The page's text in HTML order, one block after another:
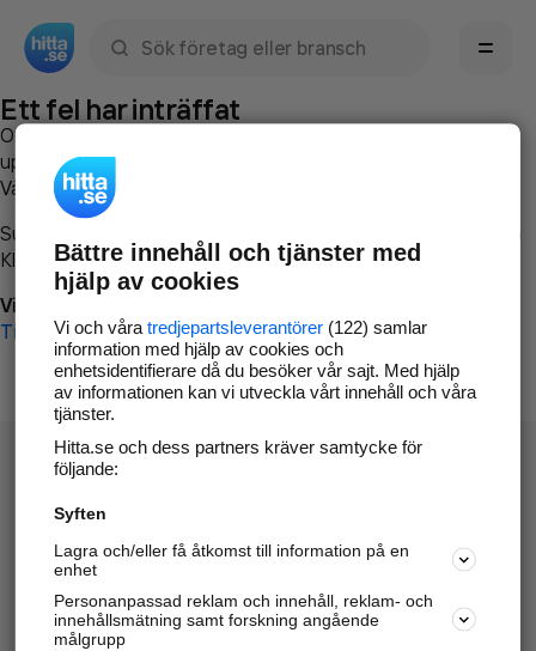
Ett fel har inträffat
Om du vill kan du
uppstod så att vi lättare och snabbare kan avhjälpa det.
Vänligen försök med följande:
Surfa till
Klicka påTillbaka-knappen i webbläsaren och försök igen
Vi beklagar besväret!
Till startsidan
Hitta.se - Gratis nummerupplysning.
Sök företag, personer och platser.
Hitta telefonnummer, adresser, företagsinfo mm.
Bättre innehåll och tjänster med
hjälp av cookies
Vi och våra tredjepartsleverantörer(122) samlar
information med hjälp av cookies och
enhetsidentifierare då du besöker vår sajt. Med hjälp
av informationen kan vi utveckla vårt innehåll och våra
tjänster.
Hitta.se och dess partners kräver samtycke för
följande:
Syften
Lagra och/eller få åtkomst till information på en
enhet
Personanpassad reklam och innehåll, reklam- och
innehållsmätning samt forskning angående
målgrupp